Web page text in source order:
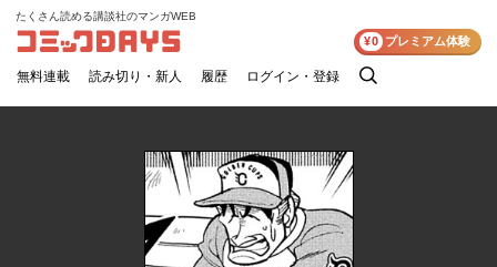
コミックDAYS
たくさん読める講談社のマンガWEB
無料連載 読み切り・新人 履歴 ログイン・登録
検
¥0 プレミアム体験